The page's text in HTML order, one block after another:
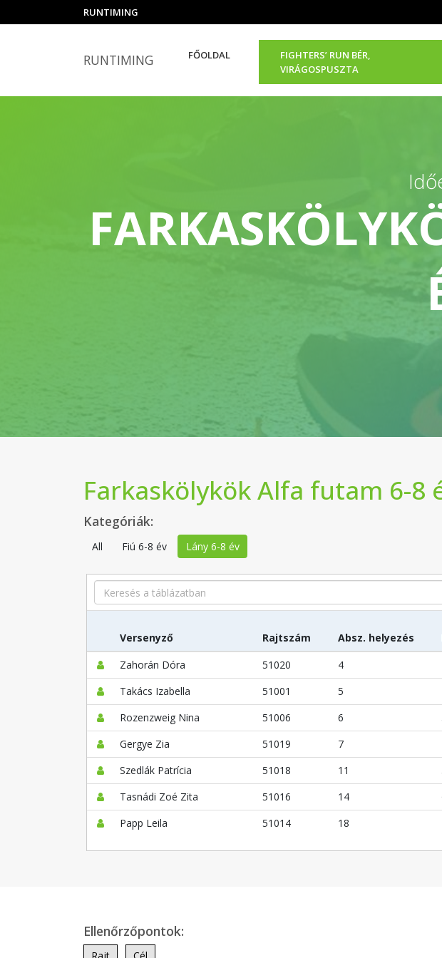
RUNTIMING
RUNTIMING FŐOLDAL
FIGHTERS’ RUN BÉR,
VIRÁGOSPUSZTA
Farkaskölykök Alfa futam 6-8
Kategóriák:
All Fiú 6-8 év Lány 6-8 év
Search
Versenyző Rajtszám Absz. helyezés
Zahorán Dóra
51020 4
Takács Izabella
51001 5
Rozenzweig Nina
51006 6
Gergye Zia
51019 7
Szedlák Patrícia
51018 11
Tasnádi Zoé Zita
51016 14
Papp Leila
51014 18
Ellenőrzőpontok: